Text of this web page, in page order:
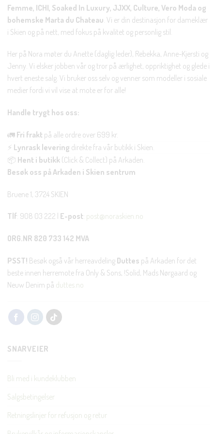
Femme, ICHI, Soaked In Luxury, JJXX, Culture, Vero Moda og
bohemske Marta du Chateau . Vi er din destinasjon for dameklær
i Skien og på nett, med fokus på kvalitet og personlig stil.
Her på Nora møter du Anette (daglig leder), Rebekka, Anne-Kjersti og
Jenny. Vi elsker jobben vår og tror på ærlighet, oppriktighet og glede i
hvert eneste salg. Vi bruker oss selv og venner som modeller i sosiale
medier fordi vi vil vise at mote er for alle!
Handle trygt hos oss:
🚛 Fri frakt på alle ordre over 699 kr.
⚡ Lynrask levering direkte fra vår butikk i Skien.
📦 Hent i butikk (Click & Collect) på Arkaden.
Besøk oss på Arkaden i Skien sentrum
Bruene 1, 3724 SKIEN
Tlf: 908 03 222 | E-post: post@noraskien.no
ORG.NR 820 733 142 MVA
PSST! Besøk også vår herreavdeling Duttes på Arkaden for det
beste innen herremote fra Only & Sons, !Solid, Mads Nørgaard og
Neuw Denim på duttes.no
SNARVEIER
Bli med i kundeklubben
Salgsbetingelser
Retningslinjer for refusjon og retur